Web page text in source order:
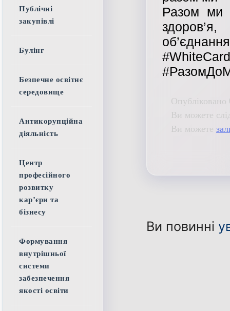
Разом ми
Ви можете
Ви можете
Ви повинні
Публічні
закупівлі
Булінг
Безпечне освітнє
середовище
Антикорупційна
діяльність
Центр
професійного
розвитку
кар’єри та
бізнесу
Формування
внутрішньої
системи
забезпечення
якості освіти